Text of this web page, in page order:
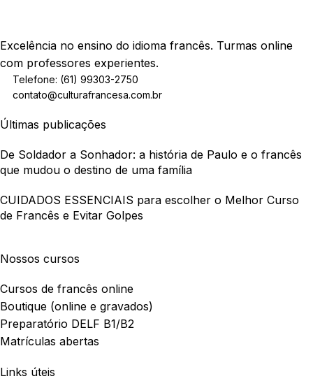
Excelência no ensino do idioma francês. Turmas online
com professores experientes.
Telefone: (61) 99303-2750
contato@culturafrancesa.com.br
Últimas publicações
De Soldador a Sonhador: a história de Paulo e o francês
que mudou o destino de uma família
CUIDADOS ESSENCIAIS para escolher o Melhor Curso
de Francês e Evitar Golpes
Nossos cursos
Cursos de francês online
Boutique (online e gravados)
Preparatório DELF B1/B2
Matrículas abertas
Links úteis